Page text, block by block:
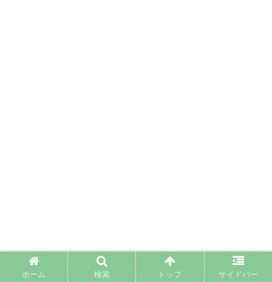
ホーム 検索 トップ サイドバー